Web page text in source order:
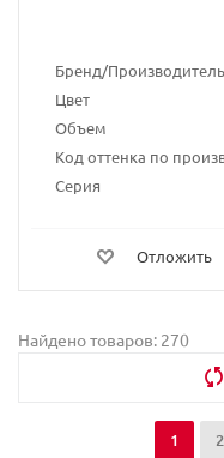
Бренд/Производитель
Цвет
Объем
Код оттенка по
Серия
Отложить
Найдено товаров: 270
1 2